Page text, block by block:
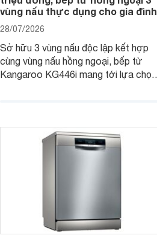
vùng nấu thực dụng cho gia đình
28/07/2026
Sở hữu 3 vùng nấu độc lập kết hợp
cùng vùng nấu hồng ngoại, bếp từ
Kangaroo KG446i mang tới lựa chọn
nhiều cửa hàng, đại lý.